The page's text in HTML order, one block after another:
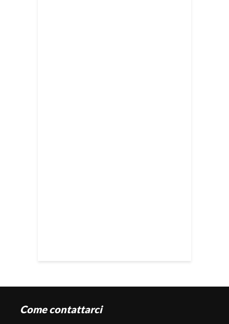
Come contattarci